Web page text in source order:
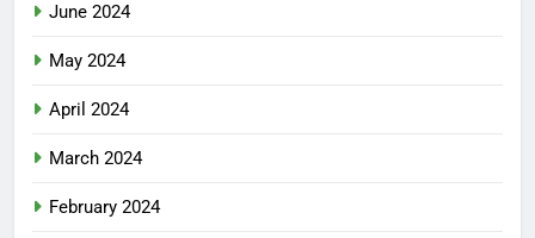
June 2024
May 2024
April 2024
March 2024
February 2024